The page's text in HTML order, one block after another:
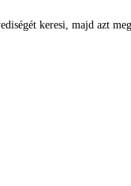
keresi, majd azt